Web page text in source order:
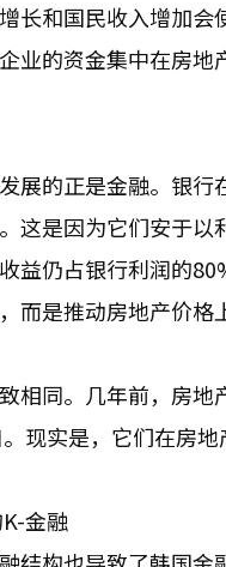
长和国民收入增加
业的资金集中在房
展的正是金融。银行
这是因为它们安于
益仍占银行利润的
而是推动房地产价格
相同。几年前，房
现实是，它们在房
金融